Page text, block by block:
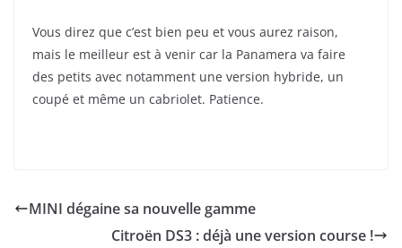
Vous direz que c’est bien peu et vous aurez raison,
mais le meilleur est à venir car la Panamera va faire
des petits avec notamment une version hybride, un
coupé et même un cabriolet. Patience.
MINI dégaine sa nouvelle gamme
Citroën DS3 : déjà une version course !